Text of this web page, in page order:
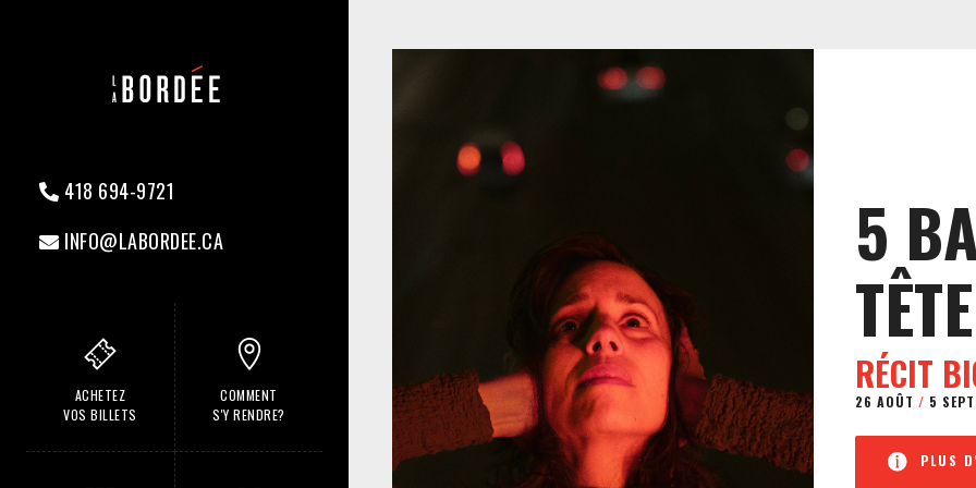
418 694-9721
INFO@LABORDEE.CA
ACHETEZ
VOS BILLETS
COMMENT
S'Y RENDRE?
5
TÊTE
RÉCIT
26 AOÛT / 5
PLUS